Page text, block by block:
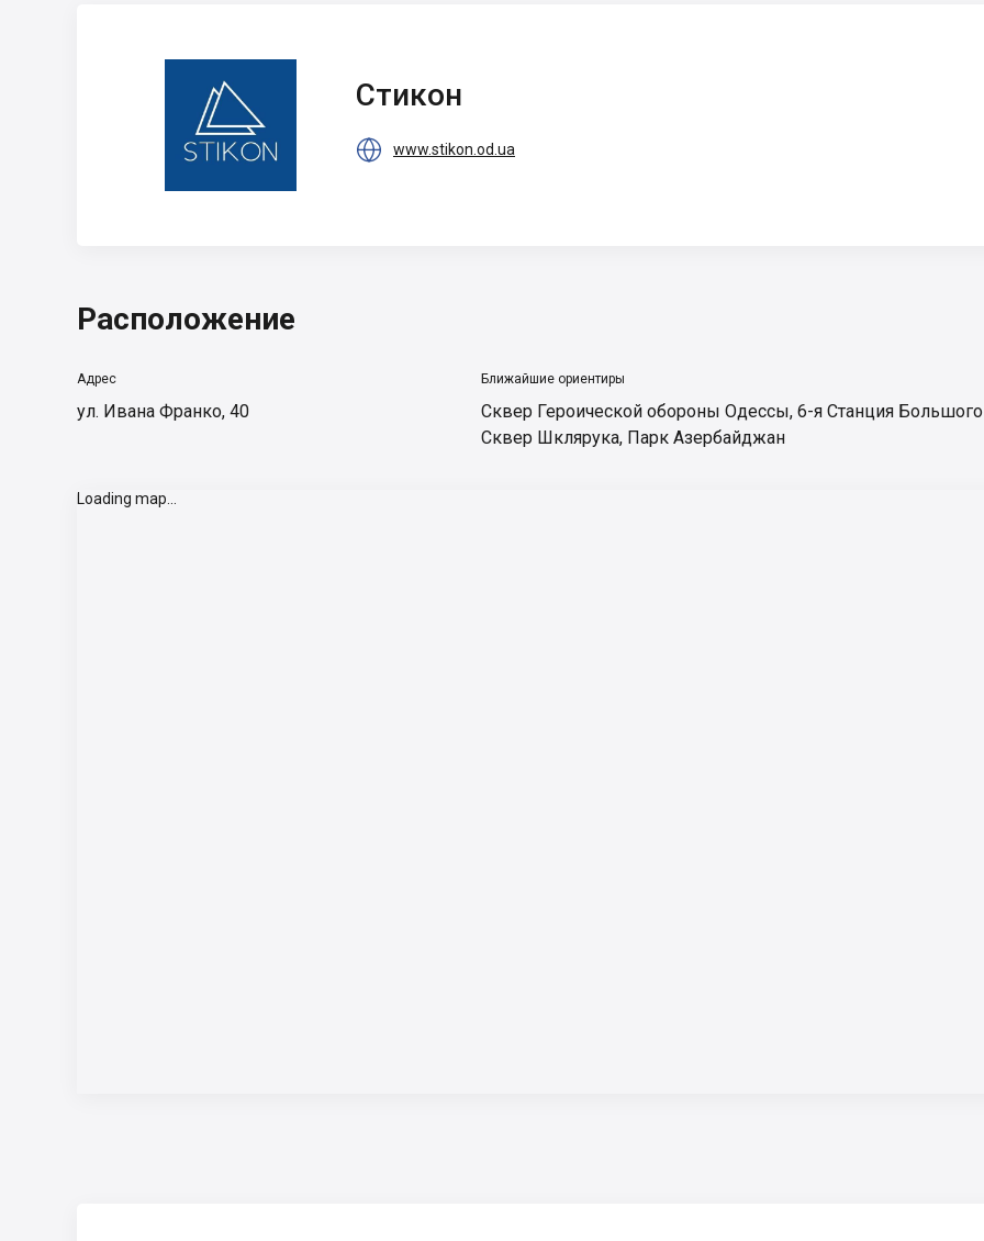
Стикон
 www.stikon.od.ua
Расположение
Адрес
ул. Ивана Франко, 40
Ближайшие ориентиры
Сквер Героической обороны Одессы, 6-я Станция
Сквер Шклярука, Парк Азербайджан
Loading map...